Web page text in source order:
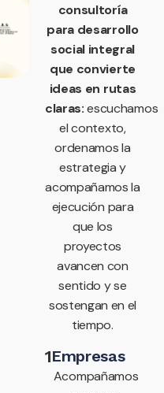
consultoría
para desarrollo
social integral
que convierte
ideas en rutas
claras:escuchamos
el contexto,
ordenamos la
estrategia y
acompañamos la
ejecución para
que los
proyectos
avancen con
sentido y se
sostengan en el
tiempo.
1Empresas
Acompañamos